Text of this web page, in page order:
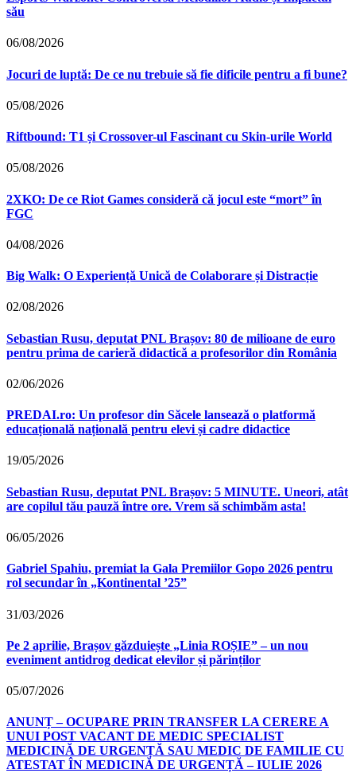
său
06/08/2026
Jocuri de luptă: De ce nu trebuie să fie dificile pentru a fi bune?
05/08/2026
Riftbound: T1 și Crossover-ul Fascinant cu Skin-urile World
05/08/2026
2XKO: De ce Riot Games consideră că jocul este “mort” în
FGC
04/08/2026
Big Walk: O Experiență Unică de Colaborare și Distracție
02/08/2026
Sebastian Rusu, deputat PNL Brașov: 80 de milioane de euro
pentru prima de carieră didactică a profesorilor din România
02/06/2026
PREDAI.ro: Un profesor din Săcele lansează o platformă
educațională națională pentru elevi și cadre didactice
19/05/2026
Sebastian Rusu, deputat PNL Brașov: 5 MINUTE. Uneori, atât
are copilul tău pauză între ore. Vrem să schimbăm asta!
06/05/2026
Gabriel Spahiu, premiat la Gala Premiilor Gopo 2026 pentru
rol secundar în „Kontinental ’25”
31/03/2026
Pe 2 aprilie, Brașov găzduiește „Linia ROȘIE” – un nou
eveniment antidrog dedicat elevilor și părinților
05/07/2026
ANUNȚ – OCUPARE PRIN TRANSFER LA CERERE A
UNUI POST VACANT DE MEDIC SPECIALIST
MEDICINĂ DE URGENȚĂ SAU MEDIC DE FAMILIE CU
ATESTAT ÎN MEDICINĂ DE URGENȚĂ – IULIE 2026